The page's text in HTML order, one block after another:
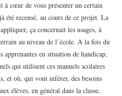
à cœur de vous présenter un certain
été recensé, au cours de ce projet. La
ça concernait les usages, à
au niveau de l’école. À la fois du
apprenantes en situation de handicap,
qui utilisent ces manuels scolaires
et où, qui vont inférer, des besoins
élèves, en général dans la classe,